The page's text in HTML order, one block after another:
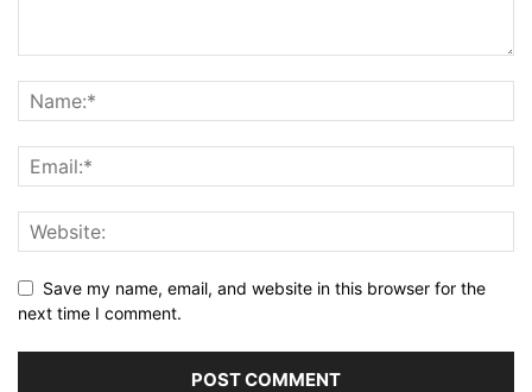
Save my name, email, and website in this browser for the
next time I comment.